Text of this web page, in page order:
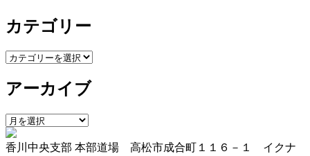
カテゴリー
カ
ゴ
ー
アーカイブ
ア
ー
カ
香川中央支部 本部道場 高松市成合町１１６－１ イクナ